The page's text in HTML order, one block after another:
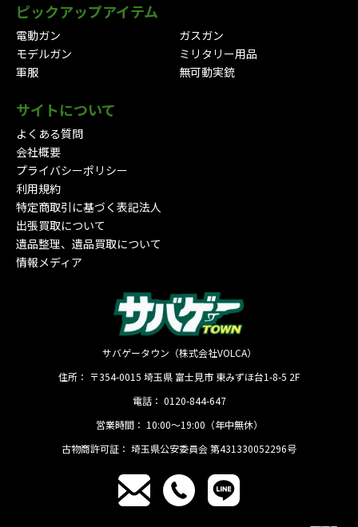
ピックアップアイテム
電動ガン
ガスガン
モデルガン
ミリタリー用品
軍服
無可動実銃
サイトについて
よくある質問
会社概要
プライバシーポリシー
利用規約
特定商取引に基づく表記法人
出張買取について
遺品整理、遺品買取について
情報メディア
サバゲータウン（株式会社VOLCA）
住所： 〒354-0015 埼玉県 富士見市 東みずほ台1-8-5 2F
電話： 0120-844-647
営業時間： 10:00〜19:00（年中無休）
古物商許可証： 埼玉県公安委員会 第431330052296号